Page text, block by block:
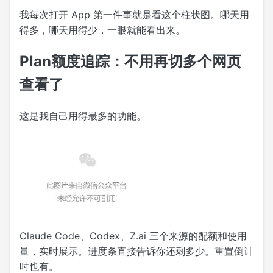
我每次打开 App 第一件事就是看这个柱状图。哪天用
得多，哪天用得少，一眼就能看出来。
Plan额度追踪：不用再切多个网页
查看了
这是我自己用得最多的功能。
Claude Code、Codex、Z.ai 三个来源的配额和使用
量，实时展示。进度条直接告诉你还剩多少。重置倒计
时也有。